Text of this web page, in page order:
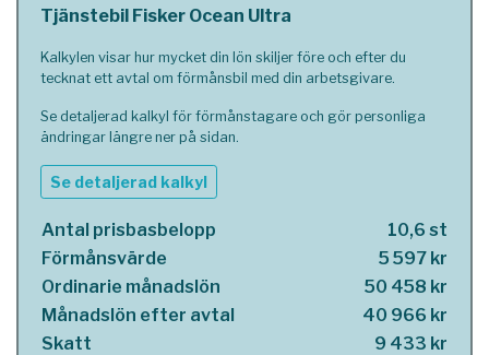
Tjänstebil Fisker Ocean Ultra
Kalkylen visar hur mycket din lön skiljer före och efter du
tecknat ett avtal om förmånsbil med din arbetsgivare.
Se detaljerad kalkyl för förmånstagare och gör personliga
ändringar längre ner på sidan.
Se detaljerad kalkyl
Antal prisbasbelopp
10,6 st
Förmånsvärde
5 597 kr
Ordinarie månadslön
50 458 kr
Månadslön efter avtal
40 966 kr
Skatt
9 433 kr